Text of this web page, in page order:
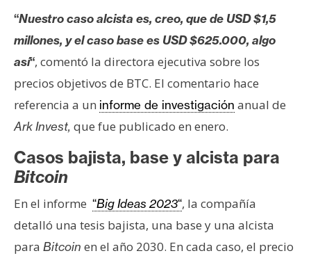
P
r
e
s
a
T
e
a
s
“Nuestro caso alcista es, creo, que de USD $1,5
millones, y el caso base es USD $625.000, algo
así“, comentó la directora ejecutiva sobre los
precios objetivos de BTC. El comentario hace
referencia a un informe de investigación anual de
Ark Invest, que fue publicado en enero.
Casos bajista, base y alcista para
Bitcoin
En el informe “Big Ideas 2023“, la compañía
detalló una tesis bajista, una base y una alcista
para Bitcoin en el año 2030. En cada caso, el precio